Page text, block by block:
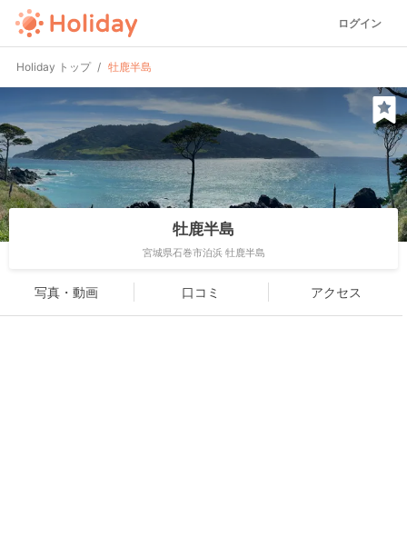
ログイン
Holiday トップ 牡鹿半島
牡鹿半島
宮城県石巻市泊浜 牡鹿半島
写真・動画 口コミ アクセス